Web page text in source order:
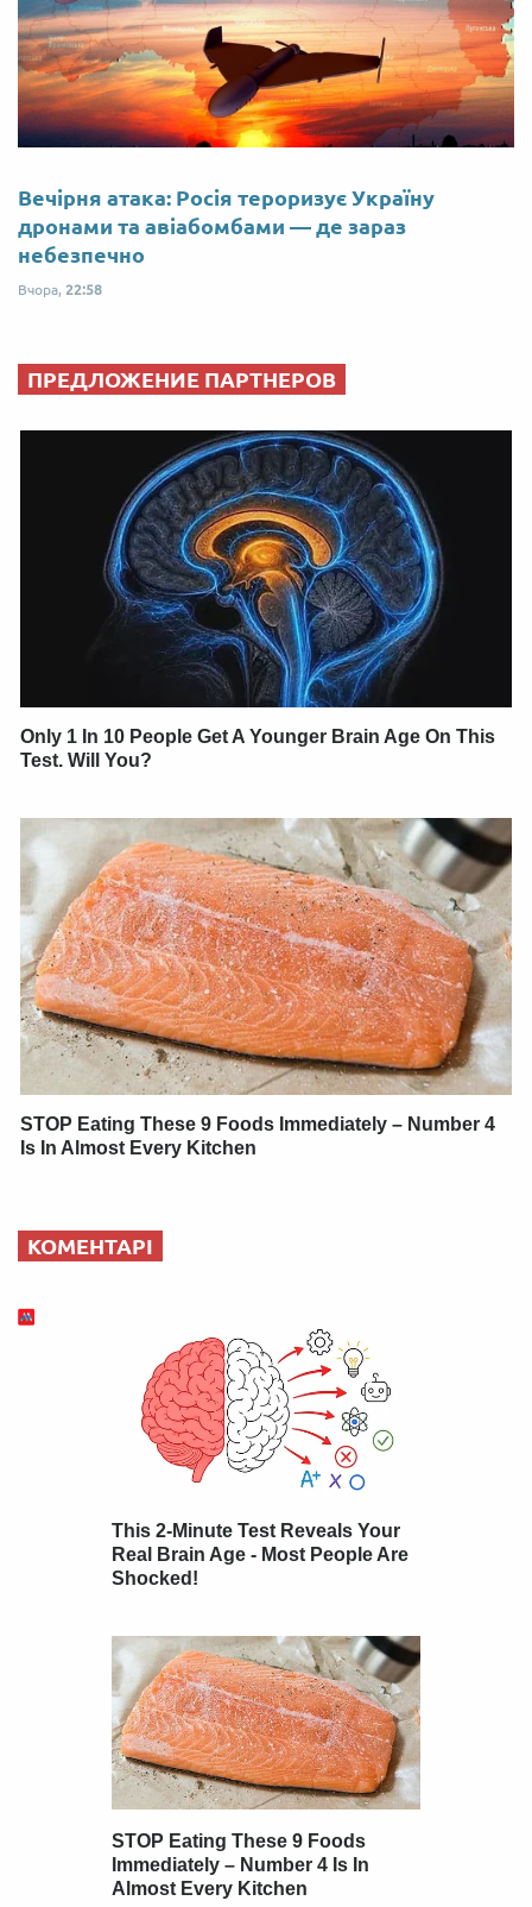
Вечірня атака: Росія тероризує Україну
дронами та авіабомбами — де зараз
небезпечно
Вчора, 22:58
ПРЕДЛОЖЕНИЕ ПАРТНЕРОВ
Only 1 In 10 People Get A Younger Brain Age On This
Test. Will You?
STOP Eating These 9 Foods Immediately – Number 4
Is In Almost Every Kitchen
КОМЕНТАРІ